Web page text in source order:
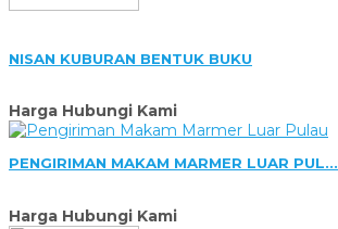
NISAN KUBURAN BENTUK BUKU
Harga Hubungi Kami
PENGIRIMAN MAKAM MARMER LUAR PUL...
Harga Hubungi Kami